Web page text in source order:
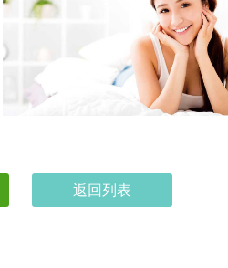
返回列表